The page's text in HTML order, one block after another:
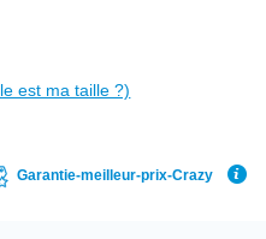
est ma taille ?)
Garantie-meilleur-prix-Crazy